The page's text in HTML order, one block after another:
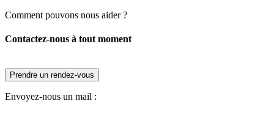
Comment pouvons nous aider ?
Contactez-nous à tout moment
Prendre un rendez-vous
Envoyez-nous un mail :